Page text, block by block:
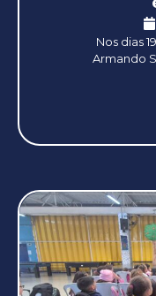
Nos dias
Armando